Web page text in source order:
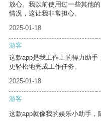
放心。我以前使用过一些其他
情况，这让我非常担心。
2025-01-18
游客
这款app是我工作上的得力助
更轻松地完成工作任务。
2025-01-18
游客
这款app就像我的娱乐小助手，